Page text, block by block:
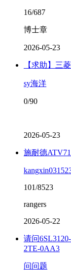
16/687
博士章
2026-05-23
【求助】三
sy海洋
0/90
2026-05-23
施耐德
101/8523
rangers
2026-05-22
请问
2TE-0AA3
问问题